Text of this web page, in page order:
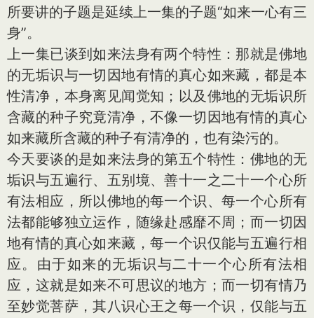
所要讲的子题是延续上一集的子题“如来一心有三
身”。
上一集已谈到如来法身有两个特性：那就是佛地
的无垢识与一切因地有情的真心如来藏，都是本
性清净，本身离见闻觉知；以及佛地的无垢识所
含藏的种子究竟清净，不像一切因地有情的真心
如来藏所含藏的种子有清净的，也有染污的。
今天要谈的是如来法身的第五个特性：佛地的无
垢识与五遍行、五别境、善十一之二十一个心所
有法相应，所以佛地的每一个识、每一个心所有
法都能够独立运作，随缘赴感靡不周；而一切因
地有情的真心如来藏，每一个识仅能与五遍行相
应。由于如来的无垢识与二十一个心所有法相
应，这就是如来不可思议的地方；而一切有情乃
至妙觉菩萨，其八识心王之每一个识，仅能与五